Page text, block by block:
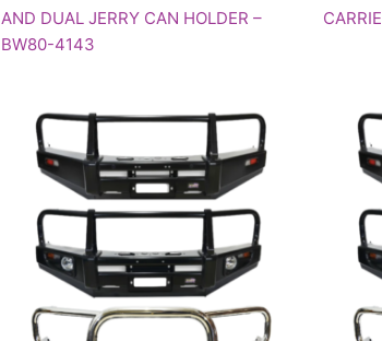
AND DUAL JERRY CAN HOLDER –
BW80-4143